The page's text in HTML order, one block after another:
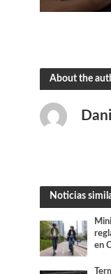
About the
Noticias
en